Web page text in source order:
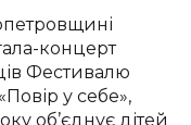
концерт
Фестивалю
у себе»,
об’єднує дітей